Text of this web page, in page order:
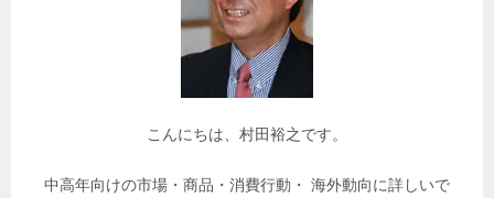
こんにちは、村田裕之です。
中高年向けの市場・商品・消費行動・ 海外動向に詳しいで